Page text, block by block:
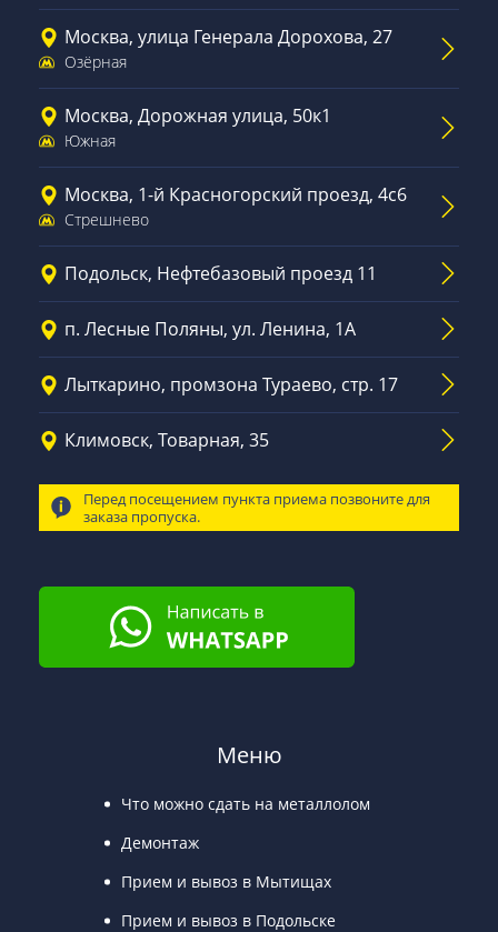
Москва, улица Генерала Дорохова, 27
Озёрная
Москва, Дорожная улица, 50к1
Южная
Москва, 1-й Красногорский проезд, 4с6
Стрешнево
Подольск, Нефтебазовый проезд 11
п. Лесные Поляны, ул. Ленина, 1А
Лыткарино, промзона Тураево, стр. 17
Климовск, Товарная, 35
Перед посещением пункта приема позвоните для
заказа пропуска.
Меню
Что можно сдать на металлолом
Демонтаж
Прием и вывоз в Мытищах
Прием и вывоз в Подольске